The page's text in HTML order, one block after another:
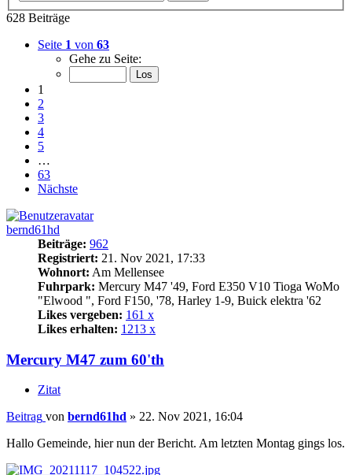
628 Beiträge
Seite 1 von 63
Gehe zu Seite:
1
2
3
4
5
…
63
Nächste
bernd61hd
Beiträge: 962
Registriert: 21. Nov 2021, 17:33
Wohnort: Am Mellensee
Fuhrpark: Mercury M47 '49, Ford E350 V10 Tioga WoMo
"Elwood ", Ford F150, '78, Harley 1-9, Buick elektra '62
Likes vergeben: 161 x
Likes erhalten: 1213 x
Mercury M47 zum 60'th
Zitat
Beitrag von bernd61hd » 22. Nov 2021, 16:04
Hallo Gemeinde, hier nun der Bericht. Am letzten Montag gings los.